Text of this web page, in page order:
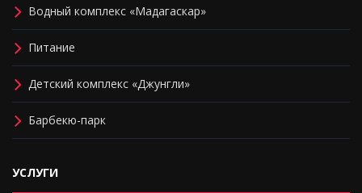
Водный комплекс «Мадагаскар»
Питание
Детский комплекс «Джунгли»
Барбекю-парк
УСЛУГИ